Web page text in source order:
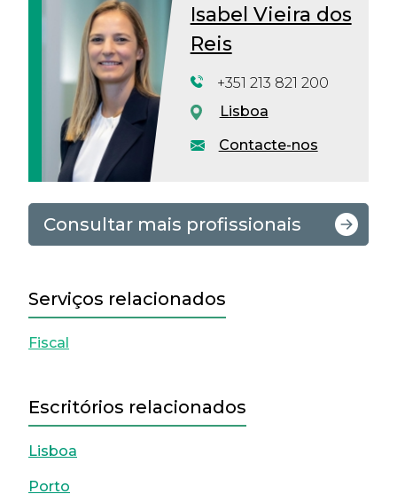
Isabel Vieira dos
Reis
Contacte-nos
+351 213 821 200
Lisboa
Consultar mais profissionais
Serviços relacionados
Fiscal
Escritórios relacionados
Lisboa
Porto